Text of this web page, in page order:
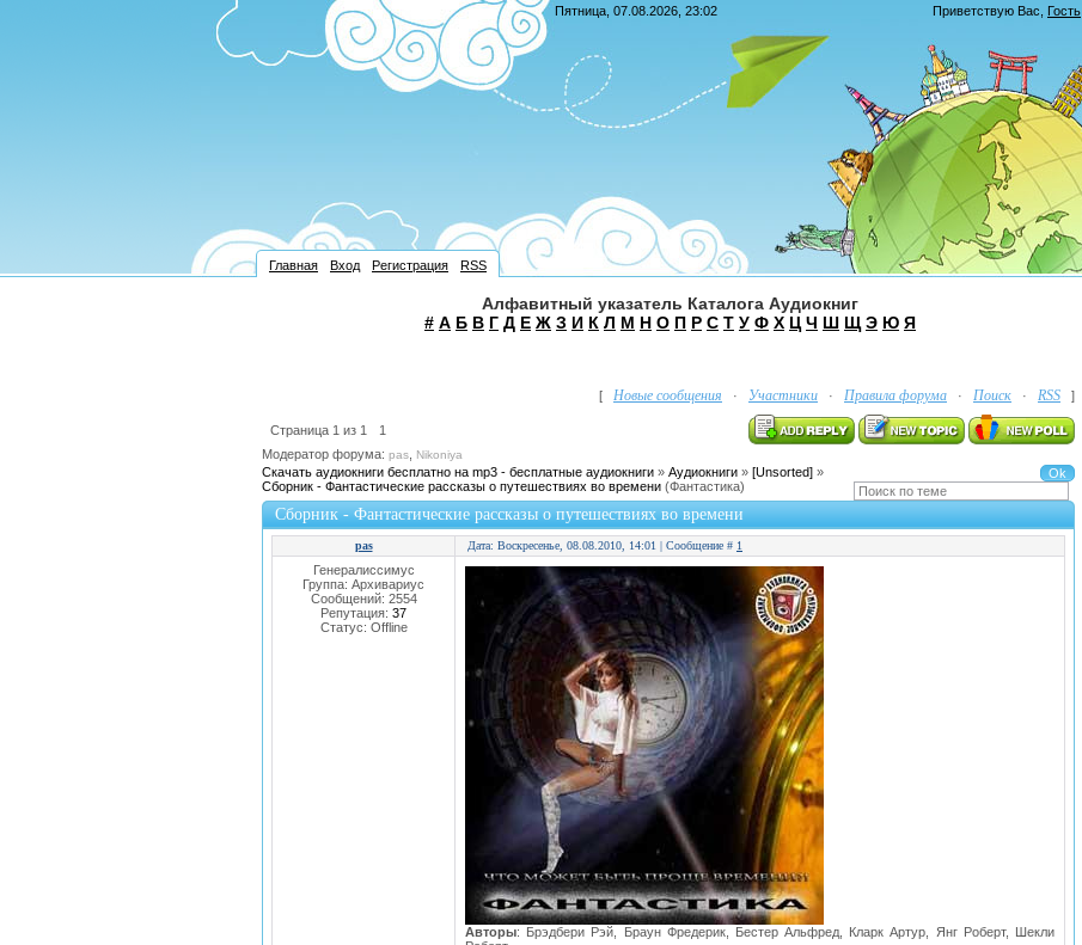
Пятница, 07.08.2026, 23:02 Приветствую Вас Гость
Главная Вход Регистрация RSS
Алфавитный указатель Каталога Аудиокниг
# А Б В Г Д Е Ж З И К Л М Н О П Р С Т У Ф Х Ц Ч Ш Щ Э Ю Я
[ Новые сообщения · Участники · Правила форума · Поиск · RSS ]
Страница 1 из 1
1
Модератор форума: pas Nikoniya
Скачать аудиокниги бесплатно на mp3 - бесплатные аудиокниги » Аудиокниги » [Unsorted] »
Сборник - Фантастические рассказы о путешествиях во времени (Фантастика)
Сборник - Фантастические рассказы о путешествиях во времени
pas Дата: Воскресенье, 08.08.2010, 14:01 | Сообщение # 1
Генералиссимус
Группа: Архивариус
Сообщений: 2554
Репутация: 37
Статус: Offline
Авторы: Брэдбери Рэй, Браун Фредерик, Бестер Альфред, Кларк Артур, Янг Роберт, Шекли